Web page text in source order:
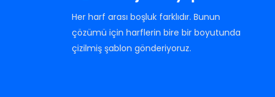
Her harf arası boşluk farklıdır. Bunun
çözümü için harflerin bire bir boyutunda
çizilmiş şablon gönderiyoruz.